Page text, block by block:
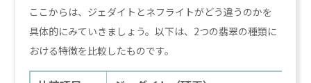
ここからは、ジェダイトとネフライトがどう違うのかを
具体的にみていきましょう。以下は、2つの翡翠の種類に
おける特徴を比較したものです。